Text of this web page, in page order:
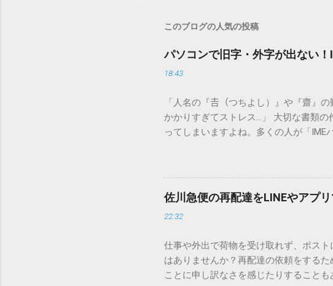
このブログの人気の投稿
パソコンで旧字・外字が出ない
18:43
「人名の『𠮷（つちよし）』や『齋』
かかりすぎてストレス…」 大切な書類
ってしまいますよね。多くの人が「
ードを打ち込むだけで一瞬で旧字や外
この方法をマスターすれば、もう難し
が出てこないのか？ そもそも、なぜ普
認識する仕組みにあります。 日本のパ
準」「第2水準」といった形で整理され
「Unicode（ユニコード）」や「JISコ
所」のような番号が割り振られていま
び出すことができるのです。 2.
佐川急便の再配達をLINEやアプ
22:32
仕事や外出で荷物を受け取れず、ポス
はありませんか？再配達の依頼をする
ことに申し訳なさを感じたりすること